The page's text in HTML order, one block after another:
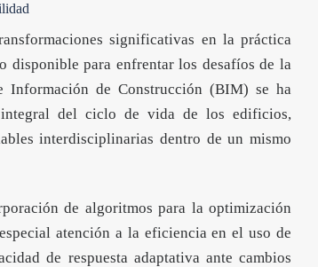
significativas en la práctica
disponible para enfrentar los desafíos de la
Información de Construcción (BIM) se ha
del ciclo de vida de los edificios,
interdisciplinarias dentro de un mismo
de algoritmos para la optimización
atención a la eficiencia en el uso de
de respuesta adaptativa ante cambios